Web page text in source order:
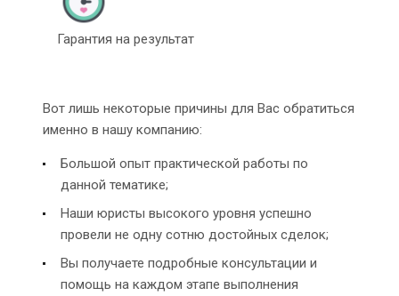
Гарантия на результат
Вот лишь некоторые причины для Вас обратиться
именно в нашу компанию:
Большой опыт практической работы по
данной тематике;
Наши юристы высокого уровня успешно
провели не одну сотню достойных сделок;
Вы получаете подробные консультации и
помощь на каждом этапе выполнения